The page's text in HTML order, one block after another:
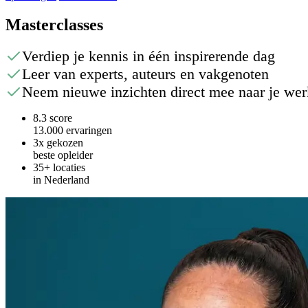
Masterclasses
Verdiep je kennis in één inspirerende dag
Leer van experts, auteurs en vakgenoten
Neem nieuwe inzichten direct mee naar je
8.3 score
13.000 ervaringen
3x gekozen
beste opleider
35+ locaties
in Nederland